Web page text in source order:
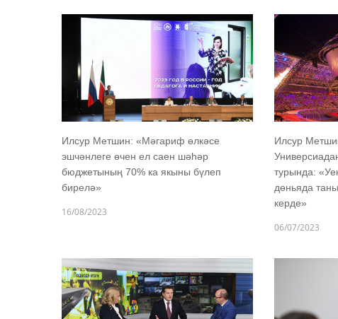
Илсур Метшин: «Мәгариф өлкәсе
эшчәнлеге өчен ел саен шәһәр
бюджетының 70% ка якыны бүлеп
бирелә»
16/08/2023
Илсур
турында:
дөньяда
керде»
06/07/2023